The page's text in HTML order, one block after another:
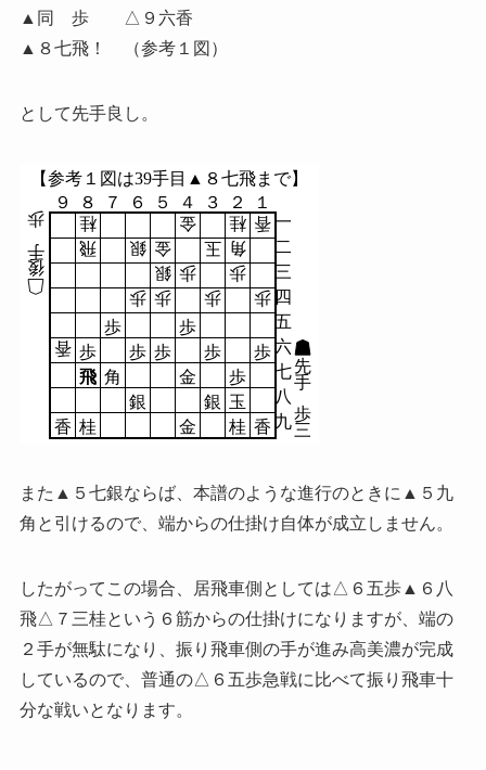
▲同 歩 △９六香
▲８七飛！ （参考１図）
として先手良し。
【参考１図は39手目▲８七飛まで】
９
一
８
二
７
三
６
四
５
五
４
六
３
七
２
八
１
九
桂 金 桂 香
飛
銀 金 玉 角
銀 歩
歩
歩 歩 歩
歩
歩
歩
香 歩 歩 歩 歩
歩
飛 角 金
歩
銀
銀 玉
香 桂 金 桂 香 三
歩
手
先
歩
手
後
また▲５七銀ならば、本譜のような進行のときに▲５九
角と引けるので、端からの仕掛け自体が成立しません。
したがってこの場合、居飛車側としては△６五歩▲６八
飛△７三桂という６筋からの仕掛けになりますが、端の
２手が無駄になり、振り飛車側の手が進み高美濃が完成
しているので、普通の△６五歩急戦に比べて振り飛車十
分な戦いとなります。